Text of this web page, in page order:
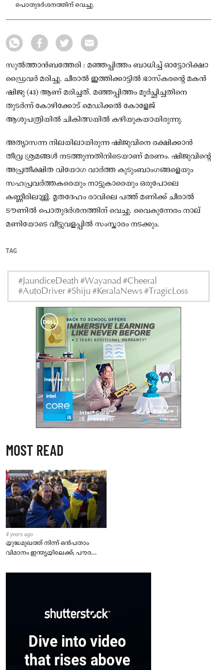
പൊതുദർശനത്തിന് വെച്ചു.
സുല്‍ത്താന്‍ബത്തേരി : മഞ്ഞപ്പിത്തം ബാധിച്ച് ഓട്ടോറിക്ഷാ
ഡ്രൈവർ മരിച്ചു. ചീരാൽ ഇത്തിക്കാട്ടിൽ ഭാസ്‌കരൻ്റെ മകൻ
ഷിജു (43) ആണ് മരിച്ചത്. മഞ്ഞപ്പിത്തം മൂര്‍ച്ഛിച്ചതിനെ
തുടര്‍ന്ന് കോഴിക്കോട് മെഡിക്കല്‍ കോളേജ്
ആശുപത്രിയില്‍ ചികിത്സയിൽ കഴിയുകയായിരുന്നു.
അത്യാസന്ന നിലയിലായിരുന്ന ഷിജുവിനെ രക്ഷിക്കാൻ
തീവ്ര ശ്രമങ്ങൾ നടത്തുന്നതിനിടെയാണ് മരണം. ഷിജുവിൻ്റെ
അപ്രതീക്ഷിത വിയോഗ വാർത്ത കുടുംബാംഗങ്ങളെയും
സഹപ്രവർത്തകരെയും നാട്ടുകാരെയും ഒരുപോലെ
കണ്ണീരിലാഴ്ത്തി. മൃതദേഹം രാവിലെ പത്ത് മണിക്ക് ചീരാൽ
ടൗണിൽ പൊതുദർശനത്തിന് വെച്ചു. വൈകുന്നേരം നാല്
മണിയോടെ വീട്ടുവളപ്പിൽ സംസ്കാരം നടക്കും.
TAG
#JaundiceDeath #Wayanad #Cheeral
#AutoDriver #Shiju #KeralaNews #TragicLoss
MOST READ
4 years ago
യുദ്ധമുഖത്ത് നിന്ന് ഒൻപതാം
വിമാനം ഇന്ത്യയിലേക്ക്; പൗരന്മാർ
– കേന്ദ്രം